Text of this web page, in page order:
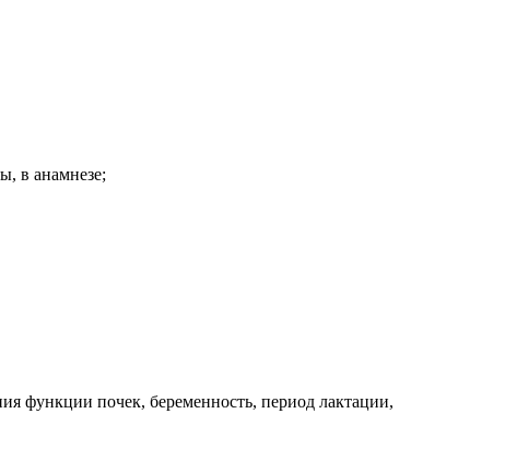
в анамнезе;
функции почек, беременность, период лактации,